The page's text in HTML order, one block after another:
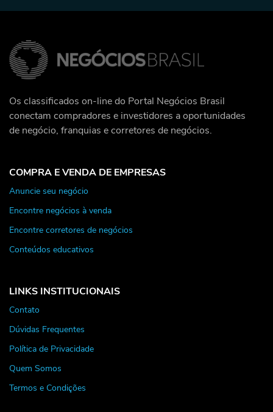
Os classificados on-line do Portal Negócios Brasil
conectam compradores e investidores a oportunidades
de negócio, franquias e corretores de negócios.
COMPRA E VENDA DE EMPRESAS
Anuncie seu negócio
Encontre negócios à venda
Encontre corretores de negócios
Conteúdos educativos
LINKS INSTITUCIONAIS
Contato
Dúvidas Frequentes
Política de Privacidade
Quem Somos
Termos e Condições